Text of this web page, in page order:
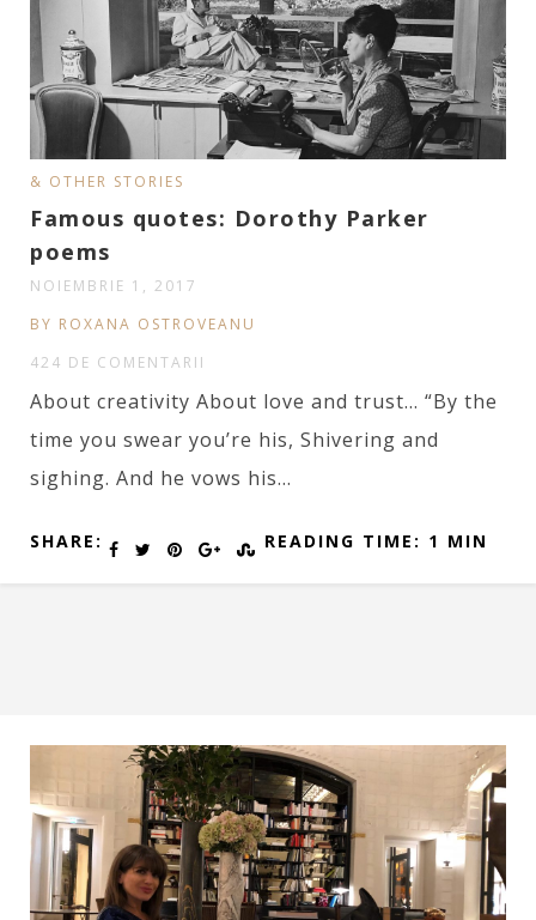
& OTHER STORIES
Famous quotes: Dorothy Parker
poems
NOIEMBRIE 1, 2017
BY ROXANA OSTROVEANU
424 DE COMENTARII
About creativity About love and trust… “By the
time you swear you’re his, Shivering and
sighing. And he vows his…
SHARE: READING TIME: 1 MIN